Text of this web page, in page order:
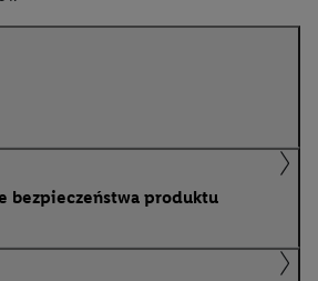
bezpieczeństwa produktu